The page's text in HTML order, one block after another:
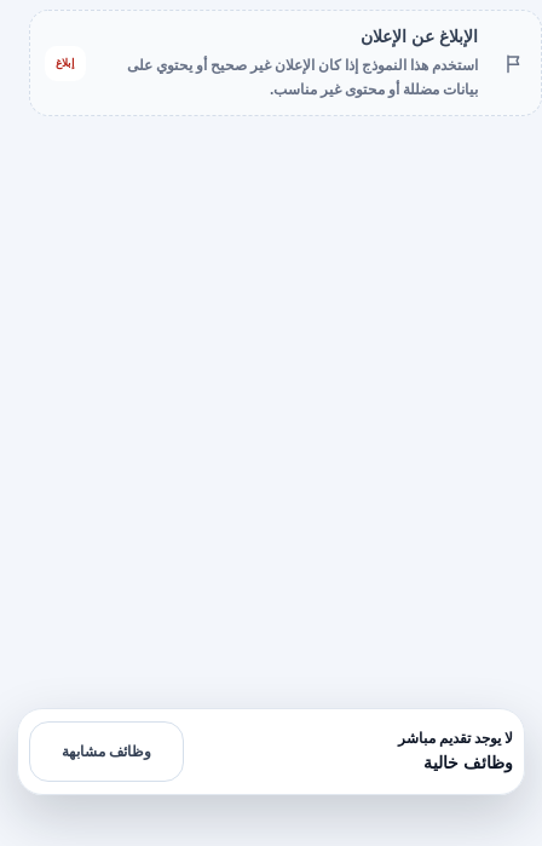
الإبلاغ عن الإعلان
استخدم هذا النموذج إذا كان الإعلان غير صحيح أو يحتوي على
بيانات مضللة أو محتوى غير مناسب.
إبلاغ
لا يوجد تقديم مباشر
وظائف خالية
وظائف مشابهة